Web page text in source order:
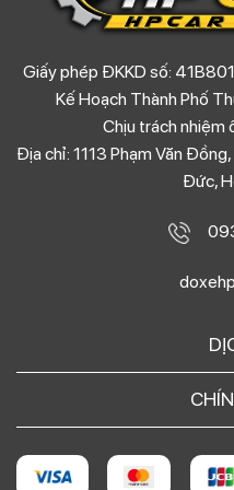
Giấy phép ĐKKD số:
Kế Hoạch Thành Phố
Chịu trách nhiệm
Địa chỉ: 1113 Phạm Văn
Đức,